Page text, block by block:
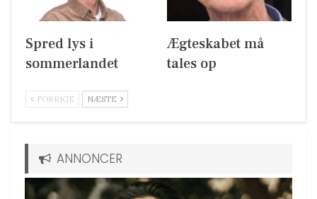
Spred lys i
sommerlandet
Ægteskabet må
tales op
FORRIGE NÆSTE
ANNONCER